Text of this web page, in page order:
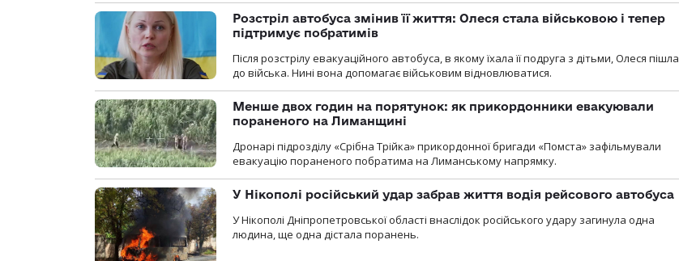
Розстріл автобуса змінив її життя: Олеся стала військовою і тепер
підтримує побратимів
Після розстрілу евакуаційного автобуса, в якому їхала її подруга з дітьми, Олеся пішла
до війська. Нині вона допомагає військовим відновлюватися.
Менше двох годин на порятунок: як прикордонники евакуювали
пораненого на Лиманщині
Дронарі підрозділу «Срібна Трійка» прикордонної бригади «Помста» зафільмували
евакуацію пораненого побратима на Лиманському напрямку.
У Нікополі російський удар забрав життя водія рейсового автобуса
У Нікополі Дніпропетровської області внаслідок російського удару загинула одна
людина, ще одна дістала поранень.